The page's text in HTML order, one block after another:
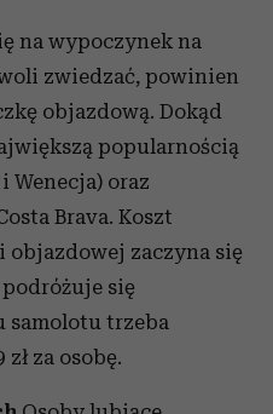
na wypoczynek na
zwiedzać, powinien
objazdową. Dokąd
popularnością
Wenecja) oraz
Brava. Koszt
zaczyna się
podróżuje się
samolotu trzeba
za osobę.